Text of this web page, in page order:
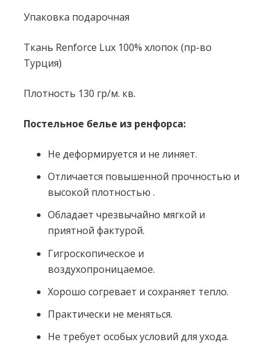
Упаковка подарочная
Ткань Renforce Lux 100% хлопок (пр-во
Турция)
Плотность 130 гр/м. кв.
Постельное белье из ренфорса:
Не деформируется и не линяет.
Отличается повышенной прочностью и
высокой плотностью .
Обладает чрезвычайно мягкой и
приятной фактурой.
Гигроскопическое и
воздухопроницаемое.
Хорошо согревает и сохраняет тепло.
Практически не меняться.
Не требует особых условий для ухода.